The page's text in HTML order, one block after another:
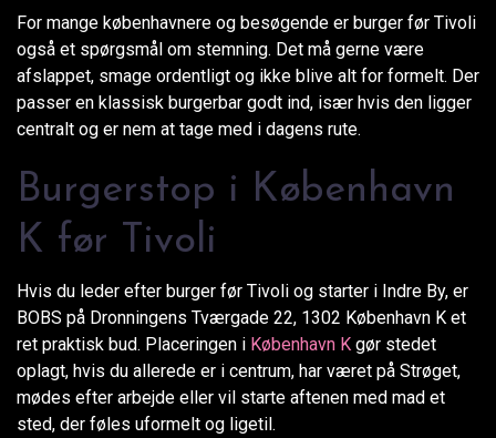
For mange københavnere og besøgende er burger før Tivoli
også et spørgsmål om stemning. Det må gerne være
afslappet, smage ordentligt og ikke blive alt for formelt. Der
passer en klassisk burgerbar godt ind, især hvis den ligger
centralt og er nem at tage med i dagens rute.
Burgerstop i København
K før Tivoli
Hvis du leder efter burger før Tivoli og starter i Indre By, er
BOBS på Dronningens Tværgade 22, 1302 København K et
ret praktisk bud. Placeringen i København K gør stedet
oplagt, hvis du allerede er i centrum, har været på Strøget,
mødes efter arbejde eller vil starte aftenen med mad et
sted, der føles uformelt og ligetil.